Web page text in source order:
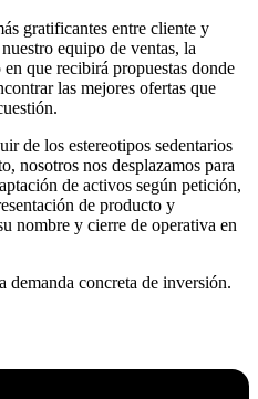
gratificantes entre cliente y
equipo de ventas, la
que recibirá propuestas donde
las mejores ofertas que
de los estereotipos sedentarios
nosotros nos desplazamos para
de activos según petición,
de producto y
nombre y cierre de operativa en
demanda concreta de inversión.